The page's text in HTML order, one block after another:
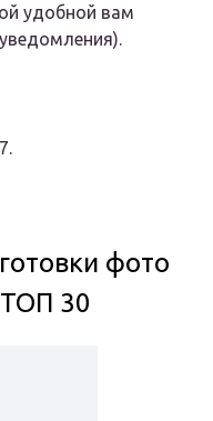
удобной вам
фото
30